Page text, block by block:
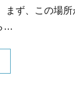
まず、この場
…